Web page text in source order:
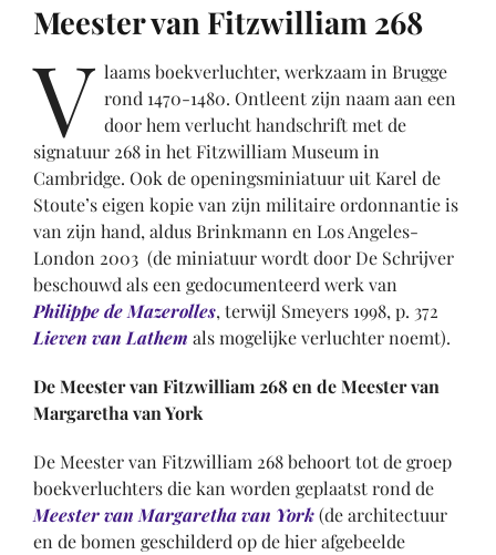
Meester van Fitzwilliam 268
V laams boekverluchter, werkzaam in Brugge
rond 1470-1480. Ontleent zijn naam aan een
door hem verlucht handschrift met de
signatuur 268 in het Fitzwilliam Museum in
Cambridge. Ook de openingsminiatuur uit Karel de
Stoute’s eigen kopie van zijn militaire ordonnantie is
van zijn hand, aldus Brinkmann en Los Angeles-
London 2003 (de miniatuur wordt door De Schrijver
beschouwd als een gedocumenteerd werk van
Philippe de Mazerolles, terwijl Smeyers 1998, p. 372
Lieven van Lathem als mogelijke verluchter noemt).
De Meester van Fitzwilliam 268 en de Meester van
Margaretha van York
De Meester van Fitzwilliam 268 behoort tot de groep
boekverluchters die kan worden geplaatst rond de
Meester van Margaretha van York(de architectuur
en de bomen geschilderd op de hier afgebeelde